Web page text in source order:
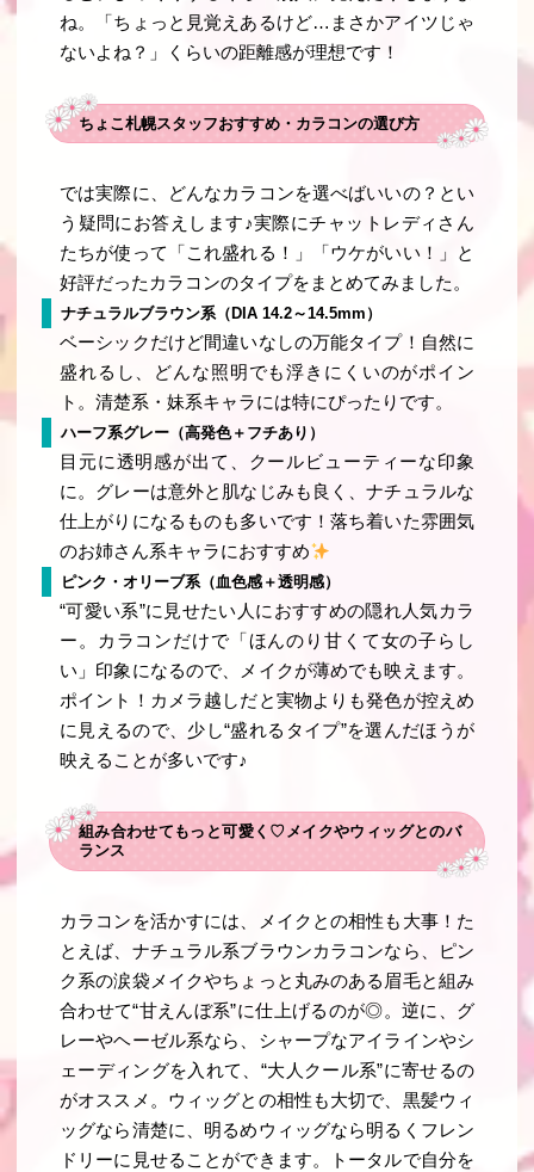
ね。「ちょっと見覚えあるけど…まさかアイツじゃ
ないよね？」くらいの距離感が理想です！
ちょこ札幌スタッフおすすめ・カラコンの選び方
では実際に、どんなカラコンを選べばいいの？とい
う疑問にお答えします♪実際にチャットレディさん
たちが使って「これ盛れる！」「ウケがいい！」と
好評だったカラコンのタイプをまとめてみました。
ナチュラルブラウン系（DIA 14.2～14.5mm）
ベーシックだけど間違いなしの万能タイプ！自然に
盛れるし、どんな照明でも浮きにくいのがポイン
ト。清楚系・妹系キャラには特にぴったりです。
ハーフ系グレー（高発色＋フチあり）
目元に透明感が出て、クールビューティーな印象
に。グレーは意外と肌なじみも良く、ナチュラルな
仕上がりになるものも多いです！落ち着いた雰囲気
のお姉さん系キャラにおすすめ
ピンク・オリーブ系（血色感＋透明感）
“可愛い系”に見せたい人におすすめの隠れ人気カラ
ー。カラコンだけで「ほんのり甘くて女の子らし
い」印象になるので、メイクが薄めでも映えます。
ポイント！カメラ越しだと実物よりも発色が控えめ
に見えるので、少し“盛れるタイプ”を選んだほうが
映えることが多いです♪
組み合わせてもっと可愛く♡メイクやウィッグとのバ
ランス
カラコンを活かすには、メイクとの相性も大事！た
とえば、ナチュラル系ブラウンカラコンなら、ピン
ク系の涙袋メイクやちょっと丸みのある眉毛と組み
合わせて“甘えんぼ系”に仕上げるのが◎。逆に、グ
レーやヘーゼル系なら、シャープなアイラインやシ
ェーディングを入れて、“大人クール系”に寄せるの
がオススメ。ウィッグとの相性も大切で、黒髪ウィ
ッグなら清楚に、明るめウィッグなら明るくフレン
ドリーに見せることができます。トータルで自分を